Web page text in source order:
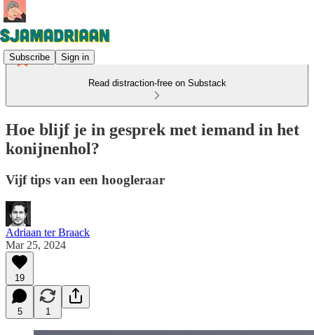
Subscribe Sign in
Read distraction-free on Substack
Hoe blijf je in gesprek met iemand in het
konijnenhol?
Vijf tips van een hoogleraar
Adriaan ter Braack
Mar 25, 2024
19
5 1